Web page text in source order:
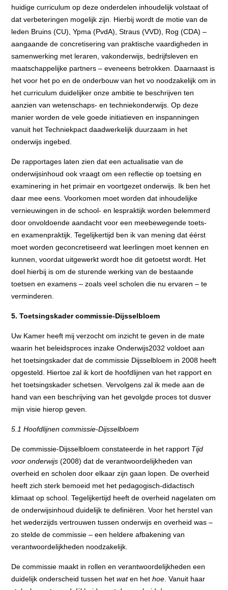
huidige curriculum op deze onderdelen inhoudelijk volstaat of
dat verbeteringen mogelijk zijn. Hierbij wordt de motie van de
leden Bruins (CU), Ypma (PvdA), Straus (VVD), Rog (CDA) –
aangaande de concretisering van praktische vaardigheden in
samenwerking met leraren, vakonderwijs, bedrijfsleven en
maatschappelijke partners – eveneens betrokken. Daarnaast is
het voor het po en de onderbouw van het vo noodzakelijk om in
het curriculum duidelijker onze ambitie te beschrijven ten
aanzien van wetenschaps- en techniekonderwijs. Op deze
manier worden de vele goede initiatieven en inspanningen
vanuit het Techniekpact daadwerkelijk duurzaam in het
onderwijs ingebed.
De rapportages laten zien dat een actualisatie van de
onderwijsinhoud ook vraagt om een reflectie op toetsing en
examinering in het primair en voortgezet onderwijs. Ik ben het
daar mee eens. Voorkomen moet worden dat inhoudelijke
vernieuwingen in de school- en lespraktijk worden belemmerd
door onvoldoende aandacht voor een meebewegende toets-
en examenpraktijk. Tegelijkertijd ben ik van mening dat éérst
moet worden geconcretiseerd wat leerlingen moet kennen en
kunnen, voordat uitgewerkt wordt hoe dit getoetst wordt. Het
doel hierbij is om de sturende werking van de bestaande
toetsen en examens – zoals veel scholen die nu ervaren – te
verminderen.
5. Toetsingskader commissie-Dijsselbloem
Uw Kamer heeft mij verzocht om inzicht te geven in de mate
waarin het beleidsproces inzake Onderwijs2032 voldoet aan
het toetsingskader dat de commissie Dijsselbloem in 2008 heeft
opgesteld. Hiertoe zal ik kort de hoofdlijnen van het rapport en
het toetsingskader schetsen. Vervolgens zal ik mede aan de
hand van een beschrijving van het gevolgde proces tot dusver
mijn visie hierop geven.
5.1 Hoofdlijnen commissie-Dijsselbloem
De commissie-Dijsselbloem constateerde in het rapport Tijd
voor onderwijs (2008) dat de verantwoordelijkheden van
overheid en scholen door elkaar zijn gaan lopen. De overheid
heeft zich sterk bemoeid met het pedagogisch-didactisch
klimaat op school. Tegelijkertijd heeft de overheid nagelaten om
de onderwijsinhoud duidelijk te definiëren. Voor het herstel van
het wederzijds vertrouwen tussen onderwijs en overheid was –
zo stelde de commissie – een heldere afbakening van
verantwoordelijkheden noodzakelijk.
De commissie maakt in rollen en verantwoordelijkheden een
duidelijk onderscheid tussen het waten het hoe . Vanuit haar